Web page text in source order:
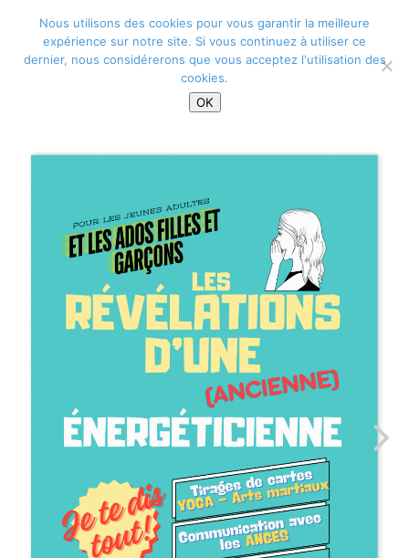
Sélectionner une page
3D FlipBook>Révélation d’une (ancienne)
Nous utilisons des cookies pour vous garantir la meilleure
expérience sur notre site. Si vous continuez à utiliser ce
dernier, nous considérerons que vous acceptez l'utilisation des
cookies.
OK